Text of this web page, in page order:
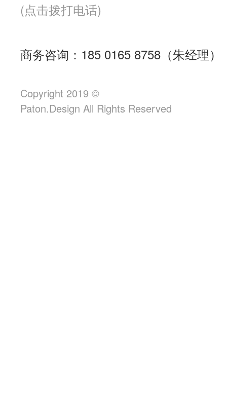
(点击拨打电话)
商务咨询：185 0165 8758（朱经理）
Copyright 2019 ©
Paton.Design All Rights Reserved